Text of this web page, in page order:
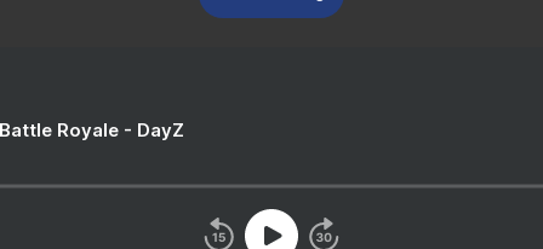
Royale - DayZ